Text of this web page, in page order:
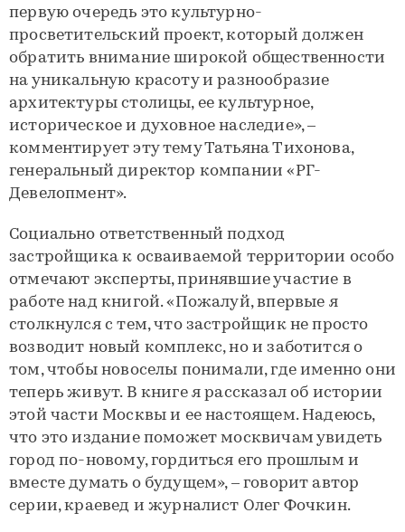
первую очередь это культурно-
просветительский проект, который должен
обратить внимание широкой общественности
на уникальную красоту и разнообразие
архитектуры столицы, ее культурное,
историческое и духовное наследие», –
комментирует эту тему Татьяна Тихонова,
генеральный директор компании «РГ-
Девелопмент».
Социально ответственный подход
застройщика к осваиваемой территории особо
отмечают эксперты, принявшие участие в
работе над книгой. «Пожалуй, впервые я
столкнулся с тем, что застройщик не просто
возводит новый комплекс, но и заботится о
том, чтобы новоселы понимали, где именно они
теперь живут. В книге я рассказал об истории
этой части Москвы и ее настоящем. Надеюсь,
что это издание поможет москвичам увидеть
город по-новому, гордиться его прошлым и
вместе думать о будущем», – говорит автор
серии, краевед и журналист Олег Фочкин.